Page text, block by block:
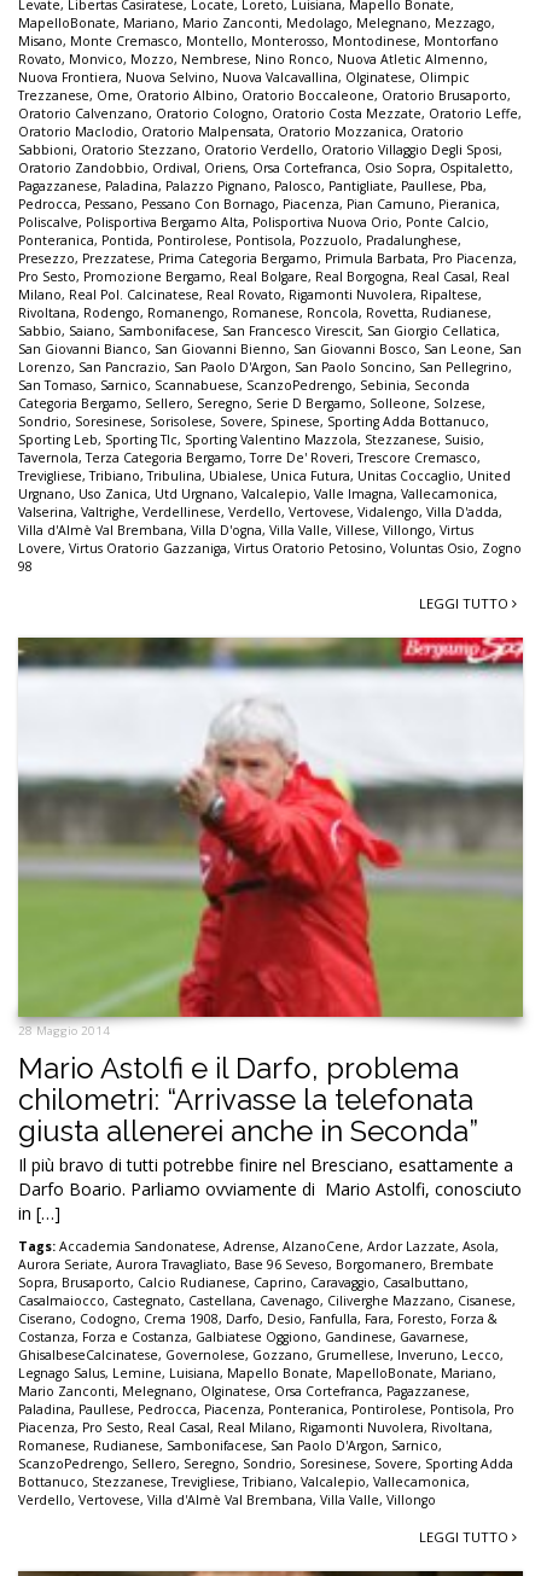
Levate, Libertas Casiratese, Locate, Loreto, Luisiana, Mapello Bonate,
MapelloBonate, Mariano, Mario Zanconti, Medolago, Melegnano, Mezzago,
Misano, Monte Cremasco, Montello, Monterosso, Montodinese, Montorfano
Rovato, Monvico, Mozzo, Nembrese, Nino Ronco, Nuova Atletic Almenno,
Nuova Frontiera, Nuova Selvino, Nuova Valcavallina, Olginatese, Olimpic
Trezzanese, Ome, Oratorio Albino, Oratorio Boccaleone, Oratorio Brusaporto,
Oratorio Calvenzano, Oratorio Cologno, Oratorio Costa Mezzate, Oratorio Leffe,
Oratorio Maclodio, Oratorio Malpensata, Oratorio Mozzanica, Oratorio
Sabbioni, Oratorio Stezzano, Oratorio Verdello, Oratorio Villaggio Degli Sposi,
Oratorio Zandobbio, Ordival, Oriens, Orsa Cortefranca, Osio Sopra, Ospitaletto,
Pagazzanese, Paladina, Palazzo Pignano, Palosco, Pantigliate, Paullese, Pba,
Pedrocca, Pessano, Pessano Con Bornago, Piacenza, Pian Camuno, Pieranica,
Poliscalve, Polisportiva Bergamo Alta, Polisportiva Nuova Orio, Ponte Calcio,
Ponteranica, Pontida, Pontirolese, Pontisola, Pozzuolo, Pradalunghese,
Presezzo, Prezzatese, Prima Categoria Bergamo, Primula Barbata, Pro Piacenza,
Pro Sesto, Promozione Bergamo, Real Bolgare, Real Borgogna, Real Casal, Real
Milano, Real Pol. Calcinatese, Real Rovato, Rigamonti Nuvolera, Ripaltese,
Rivoltana, Rodengo, Romanengo, Romanese, Roncola, Rovetta, Rudianese,
Sabbio, Saiano, Sambonifacese, San Francesco Virescit, San Giorgio Cellatica,
San Giovanni Bianco, San Giovanni Bienno, San Giovanni Bosco, San Leone, San
Lorenzo, San Pancrazio, San Paolo D'Argon, San Paolo Soncino, San Pellegrino,
San Tomaso, Sarnico, Scannabuese, ScanzoPedrengo, Sebinia, Seconda
Categoria Bergamo, Sellero, Seregno, Serie D Bergamo, Solleone, Solzese,
Sondrio, Soresinese, Sorisolese, Sovere, Spinese, Sporting Adda Bottanuco,
Sporting Leb, Sporting Tlc, Sporting Valentino Mazzola, Stezzanese, Suisio,
Tavernola,Terza Categoria Bergamo,Torre De' Roveri,Trescore Cremasco,
Trevigliese,Tribiano,Tribulina, Ubialese, Unica Futura, Unitas Coccaglio, United
Urgnano, Uso Zanica, Utd Urgnano, Valcalepio, Valle Imagna, Vallecamonica,
Valserina, Valtrighe, Verdellinese, Verdello, Vertovese, Vidalengo, Villa D'adda,
Villa d'Almè Val Brembana, Villa D'ogna, Villa Valle, Villese, Villongo, Virtus
Lovere, Virtus Oratorio Gazzaniga, Virtus Oratorio Petosino, Voluntas Osio, Zogno
98
LEGGI TUTTO
28 Maggio 2014
Mario Astolfi e il Darfo, problema
chilometri: “Arrivasse la telefonata
giusta allenerei anche in Seconda”
Il più bravo di tutti potrebbe finire nel Bresciano, esattamente a
Darfo Boario. Parliamo ovviamente di Mario Astolfi, conosciuto
in […]
Tags: Accademia Sandonatese, Adrense, AlzanoCene, Ardor Lazzate, Asola,
Aurora Seriate, Aurora Travagliato, Base 96 Seveso, Borgomanero, Brembate
Sopra, Brusaporto, Calcio Rudianese, Caprino, Caravaggio, Casalbuttano,
Casalmaiocco, Castegnato, Castellana, Cavenago, Ciliverghe Mazzano, Cisanese,
Ciserano, Codogno, Crema 1908, Darfo, Desio, Fanfulla, Fara, Foresto, Forza &
Costanza, Forza e Costanza, Galbiatese Oggiono, Gandinese, Gavarnese,
GhisalbeseCalcinatese, Governolese, Gozzano, Grumellese, Inveruno, Lecco,
Legnago Salus, Lemine, Luisiana, Mapello Bonate, MapelloBonate, Mariano,
Mario Zanconti, Melegnano, Olginatese, Orsa Cortefranca, Pagazzanese,
Paladina, Paullese, Pedrocca, Piacenza, Ponteranica, Pontirolese, Pontisola, Pro
Piacenza, Pro Sesto, Real Casal, Real Milano, Rigamonti Nuvolera, Rivoltana,
Romanese, Rudianese, Sambonifacese, San Paolo D'Argon, Sarnico,
ScanzoPedrengo, Sellero, Seregno, Sondrio, Soresinese, Sovere, Sporting Adda
Bottanuco, Stezzanese,Trevigliese,Tribiano, Valcalepio, Vallecamonica,
Verdello, Vertovese, Villa d'Almè Val Brembana, Villa Valle, Villongo
LEGGI TUTTO